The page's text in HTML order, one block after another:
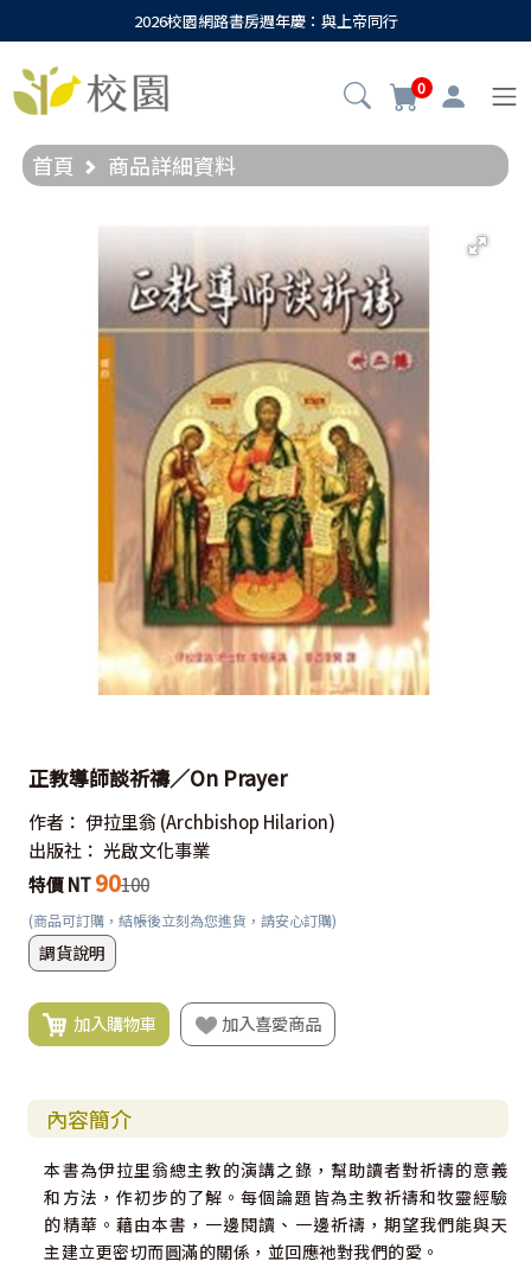
2026校園網路書房週年慶：與上帝同行
0
首頁 商品詳細資料
正教導師談祈禱／On Prayer
作者： 伊拉里翁 (Archbishop Hilarion)
出版社： 光啟文化事業
特價 NT 90100
(商品可訂購，結帳後立刻為您進貨，請安心訂購)
調貨說明
加入購物車 加入喜愛商品
內容簡介
本書為伊拉里翁總主教的演講之錄，幫助讀者對祈禱的意義
和方法，作初步的了解。每個論題皆為主教祈禱和牧靈經驗
的精華。藉由本書，一邊閱讀、一邊祈禱，期望我們能與天
主建立更密切而圓滿的關係，並回應祂對我們的愛。